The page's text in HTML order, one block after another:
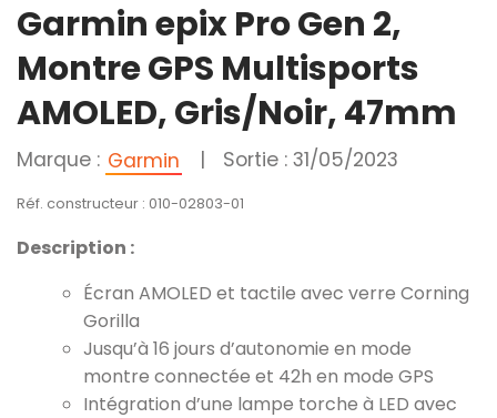
Garmin epix Pro Gen 2,
Montre GPS Multisports
AMOLED, Gris/Noir, 47mm
Marque : Garmin | Sortie : 31/05/2023
Réf. constructeur : 010-02803-01
Description :
Écran AMOLED et tactile avec verre Corning
Gorilla
Jusqu’à 16 jours d’autonomie en mode
montre connectée et 42h en mode GPS
Intégration d’une lampe torche à LED avec